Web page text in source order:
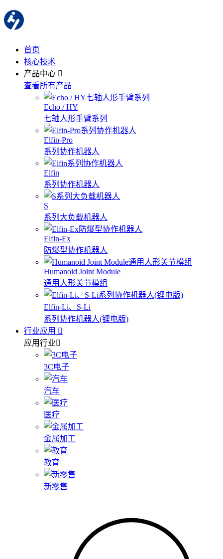
首页
核心技术
产品中心
查看所有产品
Echo / HY
七轴人形手臂系列
Elfin-Pro
系列协作机器人
Elfin
系列协作机器人
S
系列大负载机器人
Elfin-Ex
防爆型协作机器人
Humanoid Joint Module
通用人形关节模组
Elfin-Li、S-Li
系列协作机器人(锂电版)
行业应用
应用行业
3C电子
汽车
医疗
金属加工
教育
新零售